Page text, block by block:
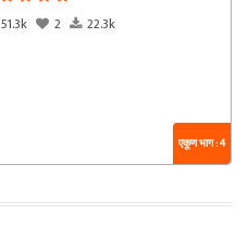
51.3k
2 22.3k
एकूण भाग : 4